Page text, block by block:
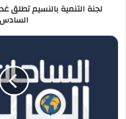
لجنة التنمية بالنسيم تطلق
السادس